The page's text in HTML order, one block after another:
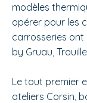
modèles
opérer pour les
carrosseries ont
by Gruau,
Le tout premier
ateliers Corsin,